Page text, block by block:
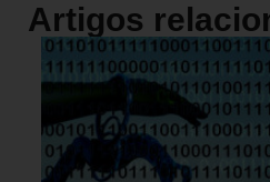
Artigos